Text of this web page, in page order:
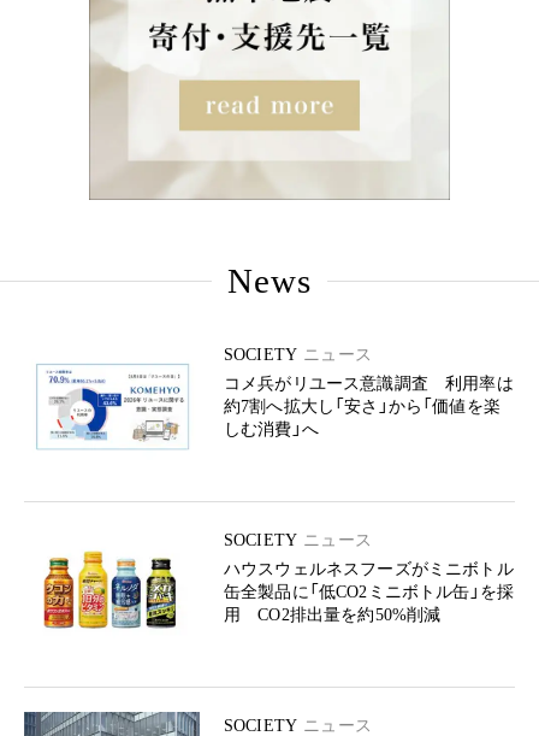
News
SOCIETY ニュース
コメ兵がリユース意識調査 利用率は
約7割へ拡大し「安さ」から「価値を楽
しむ消費」へ
SOCIETY ニュース
ハウスウェルネスフーズがミニボトル
缶全製品に「低CO2ミニボトル缶」を採
用 CO2排出量を約50%削減
SOCIETY ニュース